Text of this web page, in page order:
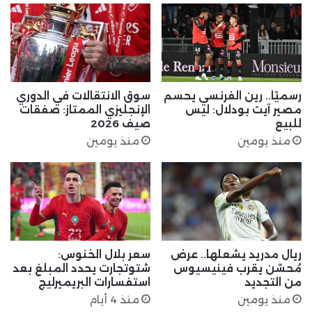
رسميًا.. رين الفرنسي يحسم
مصير آيت بودلال: ليس
للبيع
منذ يومين
سوق الانتقالات في الدوري
الإنجليزي الممتاز: صفقات
صيف 2026
منذ يومين
ريال مدريد يشعلها.. عرض
مُحسّن يقرب فينيسيوس
من التجديد
منذ يومين
سعر بلال الخنوس:
شتوتجارت يحدد المبلغ بعد
استفسارات البريميرليج
منذ 4 أيام